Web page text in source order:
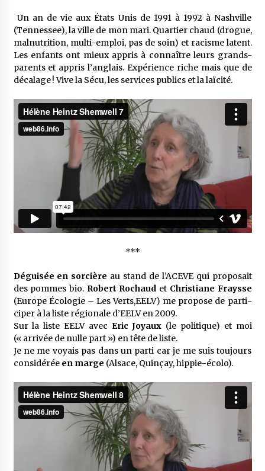
Un an de vie aux États Unis de 1991 à 1992 à Nash­ville
(Tennes­see), la ville de mon mari. Quar­tier chaud (drogue,
malnu­tri­tion, multi-emploi, pas de soin) et racisme latent.
Les enfants ont mieux appris à connaître leurs grands-
parents et appris l’an­glais. Expé­rience riche mais que de
déca­lage ! Vive la Sécu, les services publics et la laïcité.
***
Dégui­sée en sorcière au stand de l’ACEVE qui propo­sait
des pommes bio. Robert Rochaud et Chris­tiane Fraysse
(Europe Écolo­gie – Les Verts,EELV) me propose de parti­
ci­per à la liste régio­nale d’EELV en 2009.
Sur la liste EELV avec Eric Joyaux (le poli­tique) et moi
(« arri­vée de nulle part ») en tête de liste.
Je ne me voyais pas dans un parti car je me suis toujours
consi­dé­rée en marge (Alsace, Quinçay, hippie-écolo).